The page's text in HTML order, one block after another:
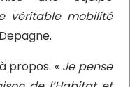
véritable mobilité
propos. «Je pense